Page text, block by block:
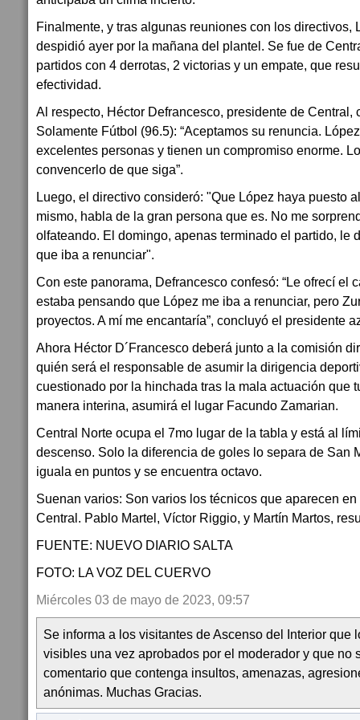
Finalmente, y tras algunas reuniones con los directivos,
despidió ayer por la mañana del plantel. Se fue de
partidos con 4 derrotas, 2 victorias y un empate, que
efectividad.
Al respecto, Héctor Defrancesco, presidente de Central,
Solamente Fútbol (96.5): “Aceptamos su renuncia.
excelentes personas y tienen un compromiso enorme.
convencerlo de que siga”.
Luego, el directivo consideró: "Que López haya puesto
mismo, habla de la gran persona que es. No me
olfateando. El domingo, apenas terminado el partido, le
que iba a renunciar".
Con este panorama, Defrancesco confesó: “Le ofrecí el
estaba pensando que López me iba a renunciar, pero
proyectos. A mí me encantaría”, concluyó el presidente
Ahora Héctor D´Francesco deberá junto a la comisión
quién será el responsable de asumir la dirigencia
cuestionado por la hinchada tras la mala actuación que
manera interina, asumirá el lugar Facundo Zamarian.
Central Norte ocupa el 7mo lugar de la tabla y está al
descenso. Solo la diferencia de goles lo separa de San
iguala en puntos y se encuentra octavo.
Suenan varios: Son varios los técnicos que aparecen
Central. Pablo Martel, Víctor Riggio, y Martín Martos,
FUENTE: NUEVO DIARIO SALTA
FOTO: LA VOZ DEL CUERVO
Miércoles 03 de mayo de 2023, 09:57
Se informa a los visitantes de Ascenso del Interior que
visibles una vez aprobados por el moderador y que no
comentario que contenga insultos, amenazas,
anónimas. Muchas Gracias.